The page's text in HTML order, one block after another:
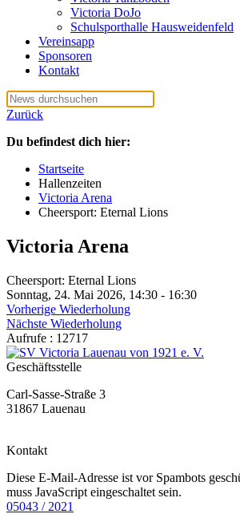
Victoria DoJo
Schulsporthalle Hausweidenfeld
Vereinsapp
Sponsoren
Kontakt
Zurück
Du befindest dich hier:
Startseite
Hallenzeiten
Victoria Arena
Cheersport: Eternal Lions
Victoria Arena
Cheersport: Eternal Lions
Sonntag, 24. Mai 2026, 14:30 - 16:30
Vorherige Wiederholung
Nächste Wiederholung
Aufrufe : 12717
Geschäftsstelle
Carl-Sasse-Straße 3
31867 Lauenau
Kontakt
Diese E-Mail-Adresse ist vor Spambots
muss JavaScript eingeschaltet sein.
05043 / 2021